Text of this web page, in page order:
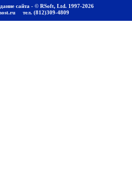
сайта - © RSoft, Ltd. 1997-2026
тел. (812)309-4809